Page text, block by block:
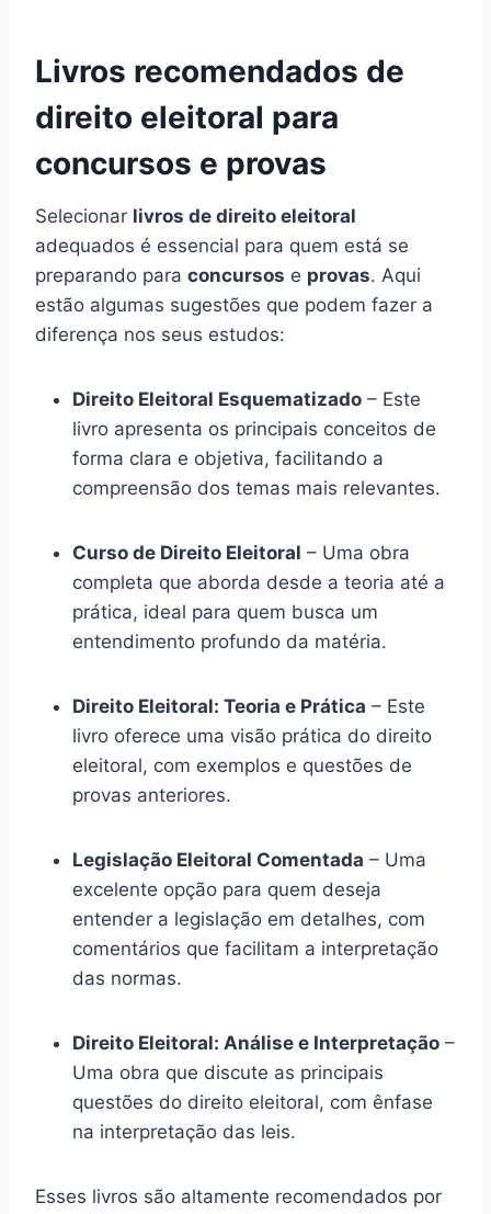
Livros recomendados de
direito eleitoral para
concursos e provas
Selecionar livros de direito eleitoral
adequados é essencial para quem está se
preparando para concursos e provas. Aqui
estão algumas sugestões que podem fazer a
diferença nos seus estudos:
Direito Eleitoral Esquematizado – Este
livro apresenta os principais conceitos de
forma clara e objetiva, facilitando a
compreensão dos temas mais relevantes.
Curso de Direito Eleitoral – Uma obra
completa que aborda desde a teoria até a
prática, ideal para quem busca um
entendimento profundo da matéria.
Direito Eleitoral: Teoria e Prática – Este
livro oferece uma visão prática do direito
eleitoral, com exemplos e questões de
provas anteriores.
Legislação Eleitoral Comentada – Uma
excelente opção para quem deseja
entender a legislação em detalhes, com
comentários que facilitam a interpretação
das normas.
Direito Eleitoral: Análise e Interpretação –
Uma obra que discute as principais
questões do direito eleitoral, com ênfase
na interpretação das leis.
Esses livros são altamente recomendados por